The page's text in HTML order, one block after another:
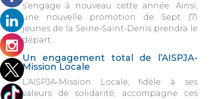
s’engage à nouveau cette année. Ainsi,
une nouvelle promotion de Sept (7)
jeunes de la Seine-Saint-Denis prendra le
départ.
Un engagement total de l’AISPJA-
Mission Locale
L’AISPJA-Mission Locale, fidèle à ses
valeurs de solidarité, accompagne ces